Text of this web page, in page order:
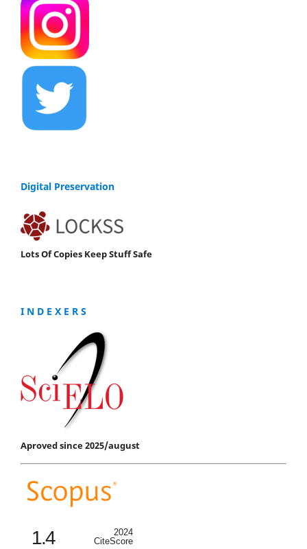
Digital Preservation
Lots Of Copies Keep Stuff Safe
I N D E X E R S
Aproved since 2025/august
1.4
2024
CiteScore